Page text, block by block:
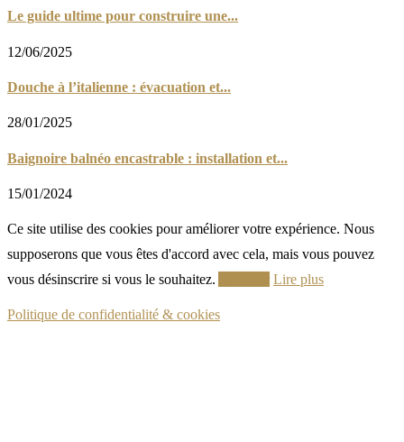
Le guide ultime pour construire une...
12/06/2025
Douche à l’italienne : évacuation et...
28/01/2025
Baignoire balnéo encastrable : installation et...
15/01/2024
Ce site utilise des cookies pour améliorer votre expérience. Nous
supposerons que vous êtes d'accord avec cela, mais vous pouvez
vous désinscrire si vous le souhaitez.
Lire plus
Politique de confidentialité & cookies